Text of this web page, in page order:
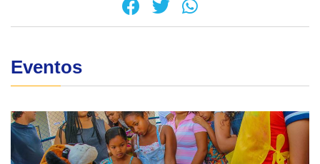
Eventos